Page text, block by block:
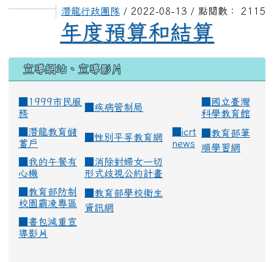
潛龍行政團隊 / 2022-08-13 / 點閱數： 2115
年度預算和結算
宣導網站、宣導影片
■1999市民服
務
疾病管制局
國立臺灣
科學教育館
潛龍教育儲
蓄戶
性別平等教育網
icrt
news
教育部筆
順學習網
我的午餐有
心機
消除對婦女一切
形式歧視公約計畫
教育部防制
校園霸凌專區
教育部學校衛生
資訊網
書包減重宣
導影片